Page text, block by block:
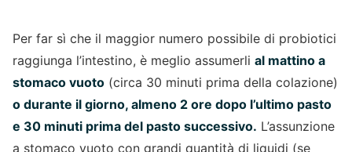
Per far sì che il maggior numero possibile di probiotici
raggiunga l’intestino, è meglio assumerli al mattino a
stomaco vuoto (circa 30 minuti prima della colazione)
o durante il giorno, almeno 2 ore dopo l’ultimo pasto
e 30 minuti prima del pasto successivo. L’assunzione
a stomaco vuoto con grandi quantità di liquidi (se